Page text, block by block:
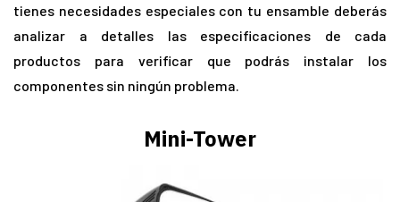
tienes necesidades especiales con tu ensamble deberás
analizar a detalles las especificaciones de cada
productos para verificar que podrás instalar los
componentes sin ningún problema.
Mini-Tower